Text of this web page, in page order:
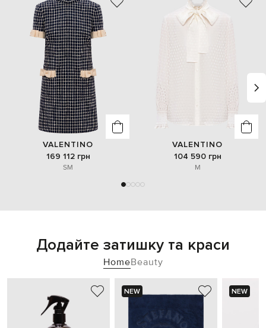
VALENTINO
169 112 грн
SM
VALENTINO
104 590 грн
M
Додайте затишку та краси
HomeBeauty
NEW NEW